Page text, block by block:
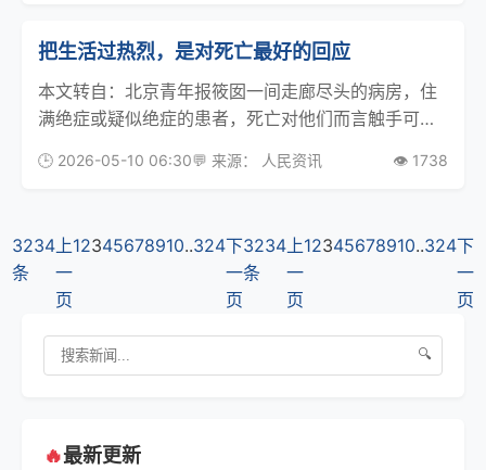
的孩子。
把生活过热烈，是对死亡最好的回应
本文转自：北京青年报筱囡一间走廊尽头的病房，住
满绝症或疑似绝症的患者，死亡对他们而言触手可
调该是温和的、哀伤的、催泪的，但“五一档”登陆院
🕒 2026-05-10 06:30💬 来源： 人民资讯 👁️ 1738
3234
条
上
一
页
12345678910..324下
一
页
3234
条
上
一
页
12345678910..324下
一
页
🔍
🔥最新更新